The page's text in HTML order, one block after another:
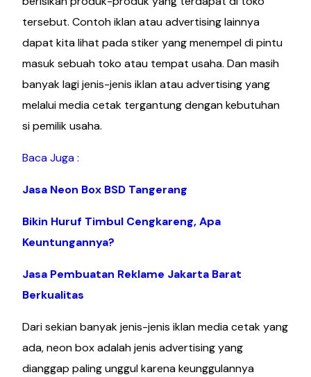
tersebut. Contoh iklan atau advertising lainnya
dapat kita lihat pada stiker yang menempel di pintu
masuk sebuah toko atau tempat usaha. Dan masih
banyak lagi jenis-jenis iklan atau advertising yang
melalui media cetak tergantung dengan kebutuhan
si pemilik usaha.
Baca Juga :
Jasa Neon Box BSD Tangerang
Bikin Huruf Timbul Cengkareng, Apa
Keuntungannya?
Jasa Pembuatan Reklame Jakarta Barat
Berkualitas
Dari sekian banyak jenis-jenis iklan media cetak yang
ada, neon box adalah jenis advertising yang
dianggap paling unggul karena keunggulannya